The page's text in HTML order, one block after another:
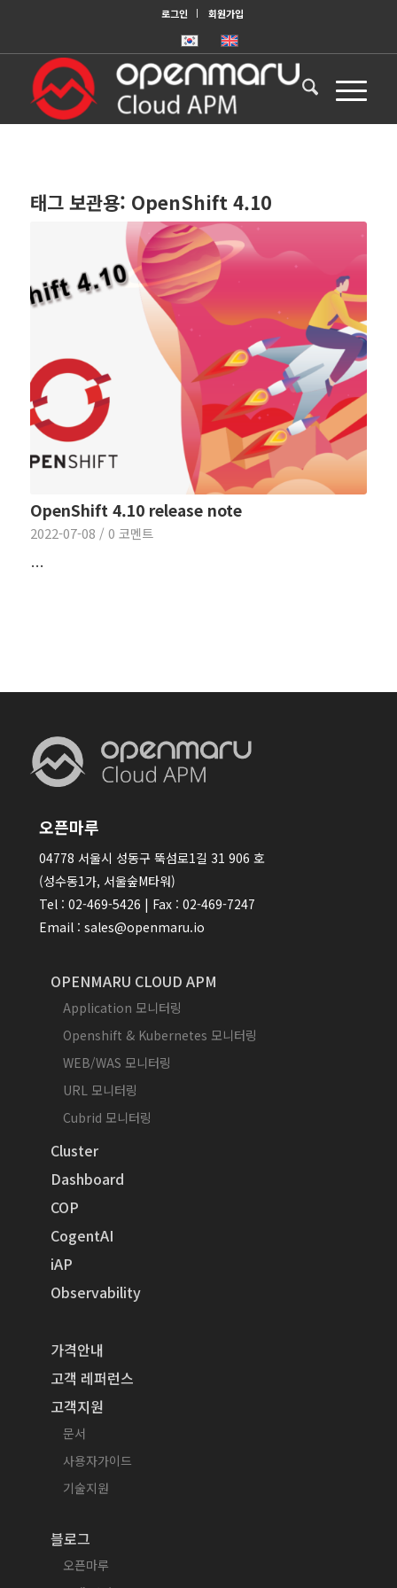
로그인 회원가입
태그 보관용: OpenShift 4.10
OpenShift 4.10 release note
2022-07-08 / 0 코멘트
…
오픈마루
04778 서울시 성동구 뚝섬로1길 31 906 호
(성수동1가, 서울숲M타워)
Tel : 02-469-5426 | Fax : 02-469-7247
Email : sales@openmaru.io
OPENMARU CLOUD APM
Application 모니터링
Openshift & Kubernetes 모니터링
WEB/WAS 모니터링
URL 모니터링
Cubrid 모니터링
Cluster
Dashboard
COP
CogentAI
iAP
Observability
가격안내
고객 레퍼런스
고객지원
문서
사용자가이드
기술지원
블로그
오픈마루